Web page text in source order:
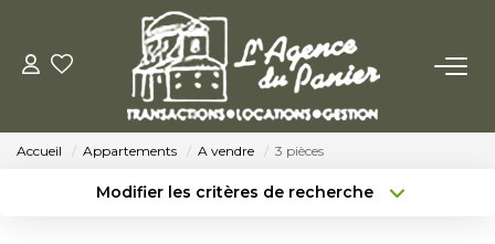
ACHETER
Acheter
Nos Conseils Pour Acquérir
Accueil Appartements A vendre 3 pièces
Modifier les critères de recherche